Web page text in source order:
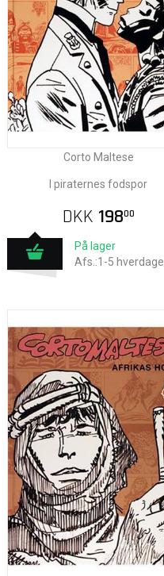
Corto Maltese
I piraternes fodspor
DKK 19800
På lager
Afs.:1-5 hverdage